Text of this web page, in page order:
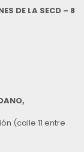
DE LA SECD – 8
(calle 11 entre